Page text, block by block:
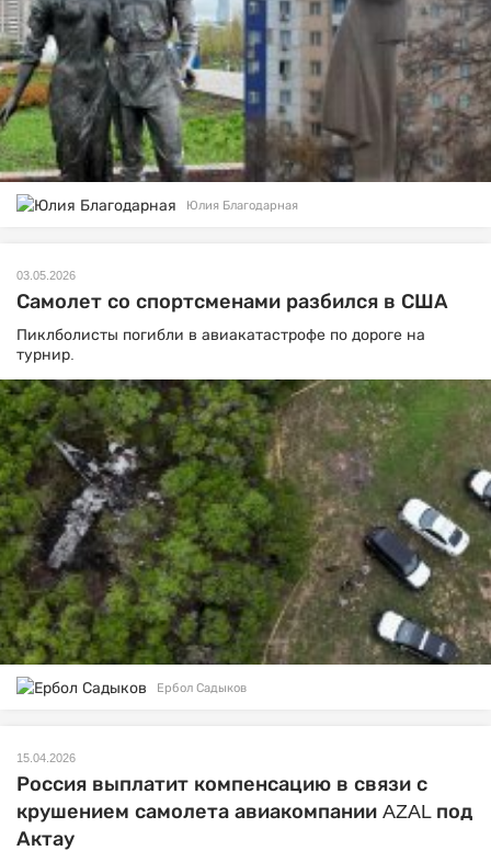
Юлия Благодарная
03.05.2026
Самолет со спортсменами разбился в США
Пиклболисты погибли в авиакатастрофе по дороге на
турнир.
Ербол Садыков
15.04.2026
Россия выплатит компенсацию в связи с
крушением самолета авиакомпании AZAL под
Актау